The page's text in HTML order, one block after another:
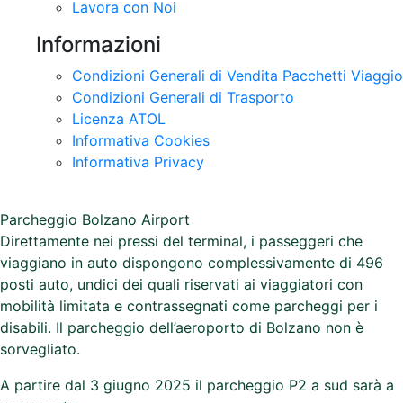
Contatti
Lavora con Noi
Informazioni
Licenza ATOL
Informativa Cookies
Informativa Privacy
Parcheggio Bolzano Airport
Direttamente nei pressi del terminal, i passeggeri che
posti auto, undici dei quali riservati ai viaggiatori con